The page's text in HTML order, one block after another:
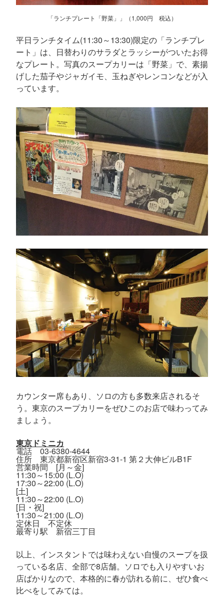
「ランチプレート「野菜」」（1,000円 税込）
平日ランチタイム(11:30～13:30)限定の「ランチプレ
ート」は、日替わりのサラダとラッシーがついたお得
なプレート。写真のスープカリーは「野菜」で、素揚
げした茄子やジャガイモ、玉ねぎやレンコンなどが入
っています。
カウンター席もあり、ソロの方も多数来店されるそ
う。東京のスープカリーをぜひこのお店で味わってみ
ましょう。
東京ドミニカ
電話 03-6380-4644
住所 東京都新宿区新宿3-31-1 第２大伸ビルB1F
営業時間 [月～金]
11:30～15:00 (L.O)
17:30～22:00 (L.O)
[土]
11:30～22:00 (L.O)
[日・祝]
11:30～21:00 (L.O)
定休日 不定休
最寄り駅 新宿三丁目
以上、インスタントでは味わえない自慢のスープを扱
っている名店、全部で8店舗。ソロでも入りやすいお
店ばかりなので、本格的に春が訪れる前に、ぜひ食べ
比べをしてみては。